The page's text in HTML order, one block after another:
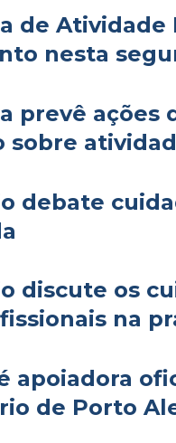
de Atividade
nesta
prevê ações
sobre
debate
discute os
na
é apoiadora
de Porto